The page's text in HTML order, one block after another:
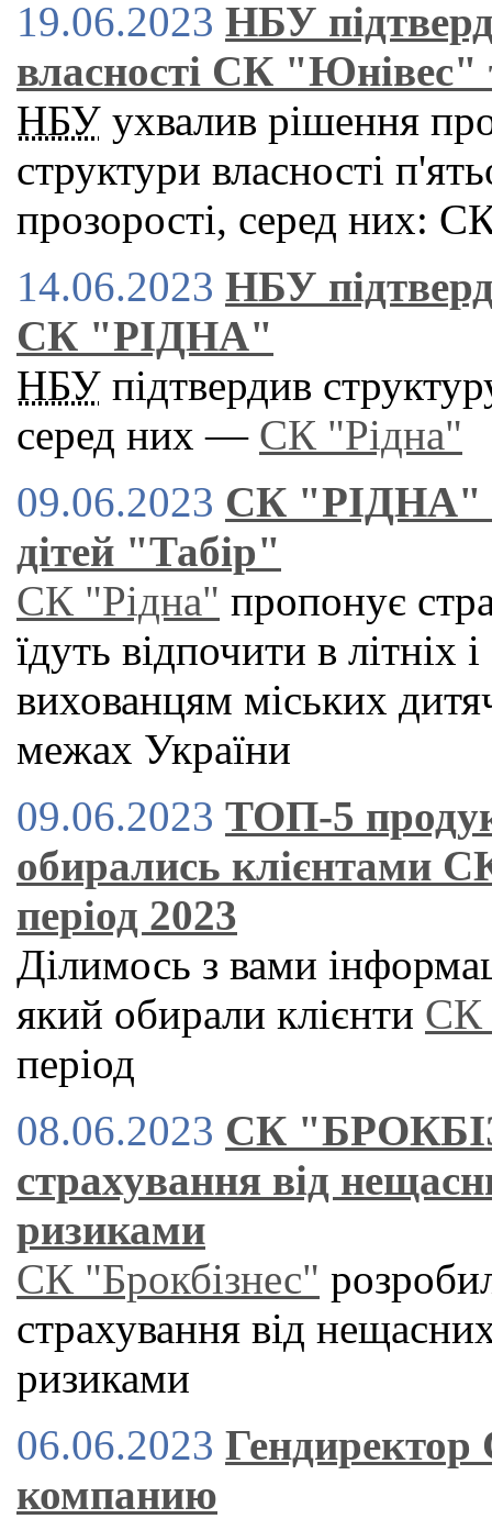
19.06.2023 НБУ
власності СК
НБУ ухвалив рішення
структури власності
прозорості, серед них:
14.06.2023 НБУ
СК "РІДНА"
НБУ підтвердив
серед них — СК "Рідна"
09.06.2023 СК "РІДНА"
дітей "Табір"
СК "Рідна" пропонує
їдуть відпочити в літніх
вихованцям міських
межах України
09.06.2023 ТОП-5
обирались клієнтами
період 2023
Ділимось з вами
який обирали клієнти СК
період
08.06.2023 СК
страхування від
ризиками
СК "Брокбізнес"
страхування від
ризиками
06.06.2023
компанию